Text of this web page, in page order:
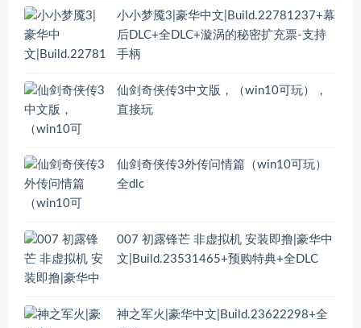
小小梦魇3|豪华中文|Build.22781237+幕
后DLC+全DLC+漩涡的秘密扩充票-支持
手柄
仙剑奇侠传3中文版，（win10可玩），
直接玩
仙剑奇侠传3外传问情篇（win10可玩）
全dlc
007 初露锋芒 非虚拟机 安装即撸|豪华中
文|Build.23531465+预购特典+全DLC
神之军火|豪华中文|Build.23622298+全